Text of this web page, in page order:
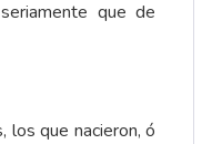
que de
los que nacieron, ó